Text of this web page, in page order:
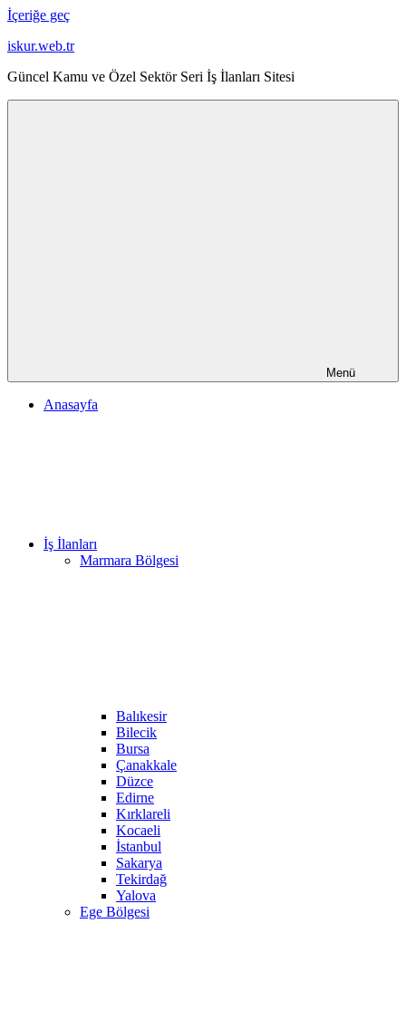
İçeriğe geç
iskur.web.tr
Güncel Kamu ve Özel Sektör Seri İş İlanları Sitesi
Menü
Anasayfa
İş İlanları
Marmara Bölgesi
Balıkesir
Bilecik
Bursa
Çanakkale
Düzce
Edirne
Kırklareli
Kocaeli
İstanbul
Sakarya
Tekirdağ
Yalova
Ege Bölgesi